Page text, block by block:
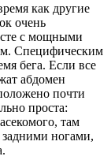
как другие
очень
с мощными
Специфическим
бега. Если все
абдомен
почти
проста:
там
ногами,